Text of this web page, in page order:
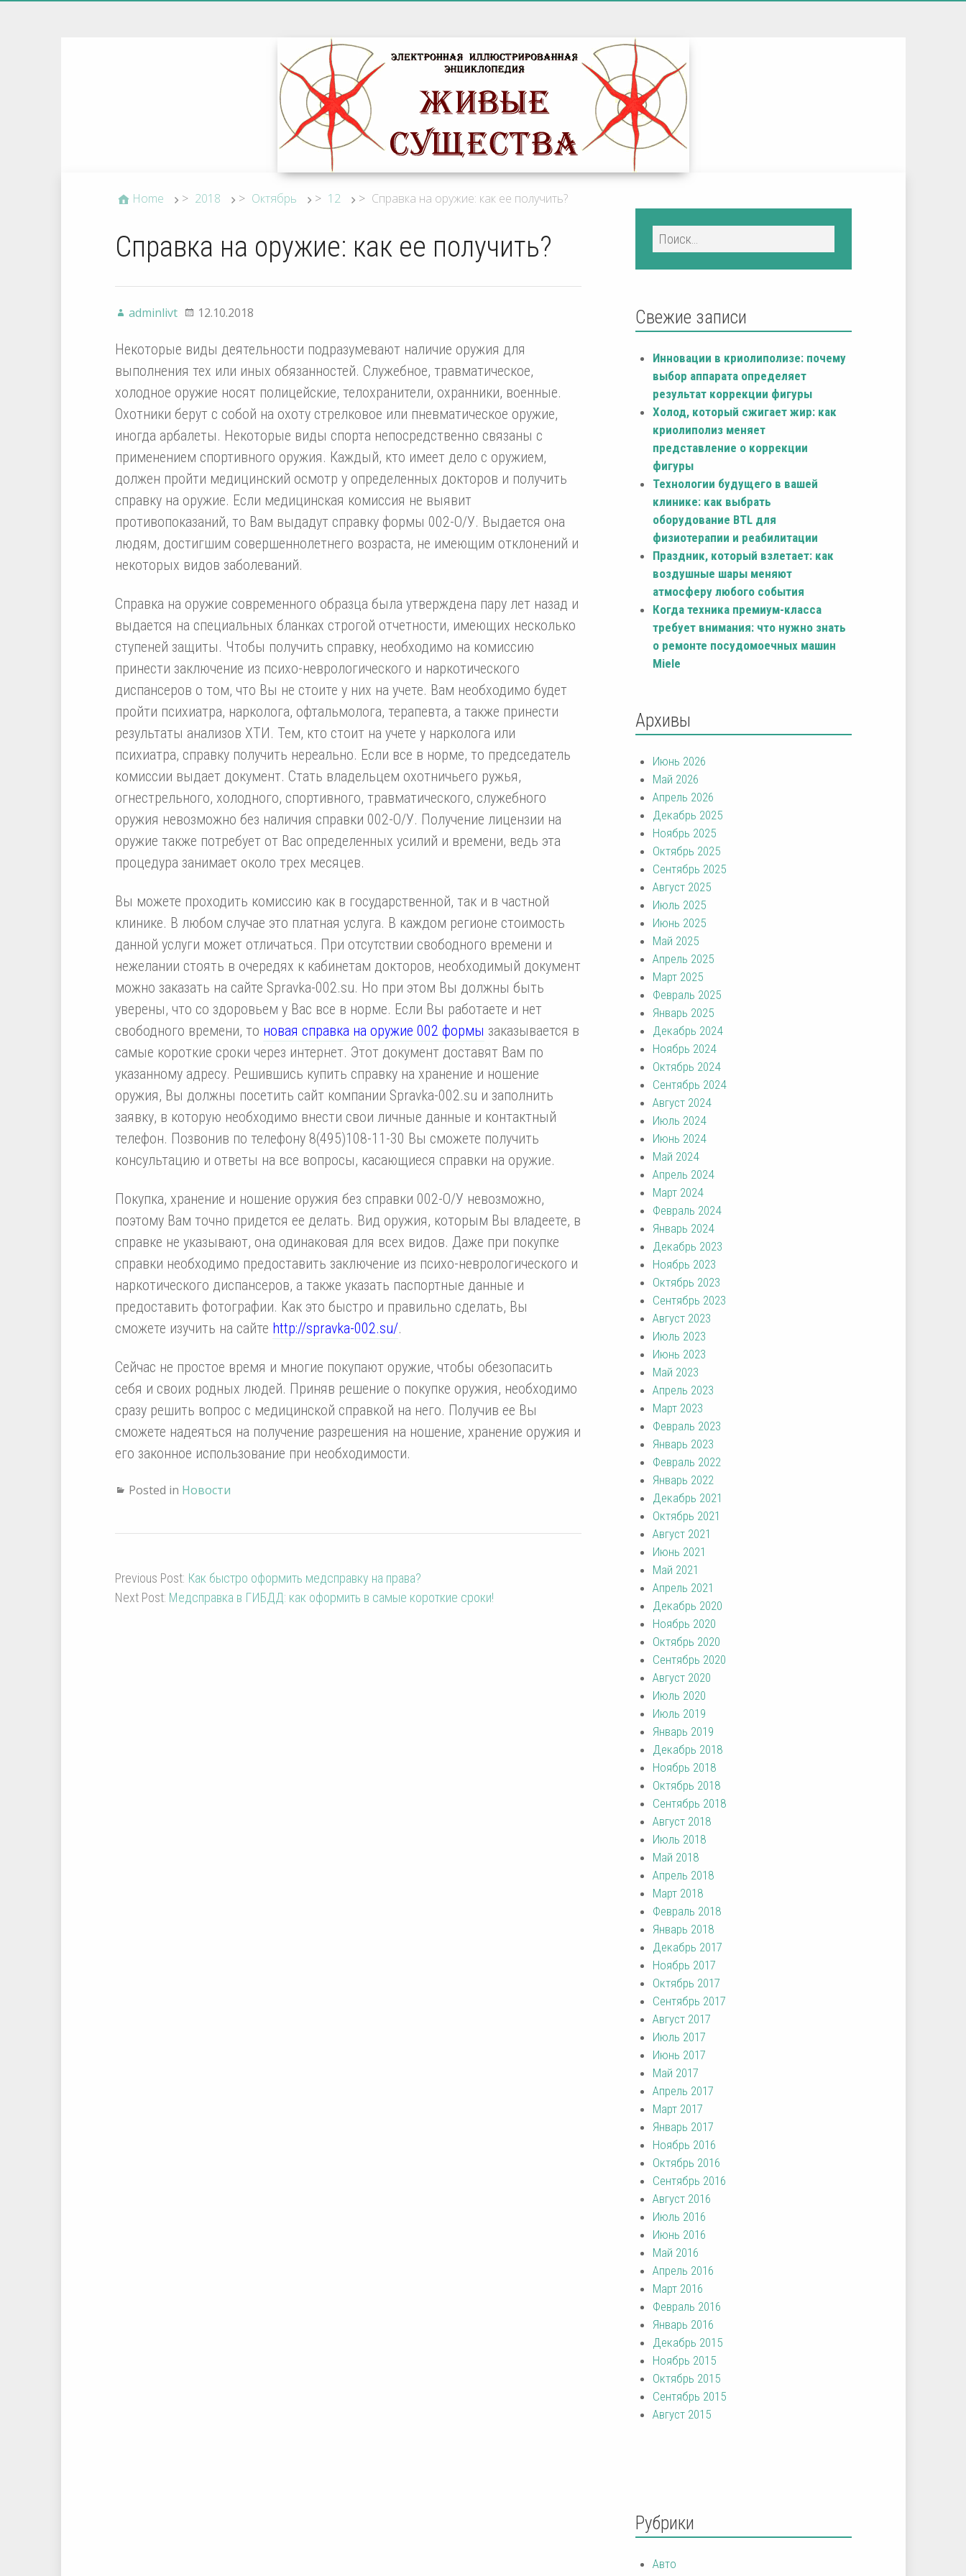
Home > 2018 > Октябрь > 12 > Справка на оружие: как ее получить?
Справка на оружие: как ее получить?
adminlivt 12.10.2018
Некоторые виды деятельности подразумевают наличие оружия для
выполнения тех или иных обязанностей. Служебное, травматическое,
холодное оружие носят полицейские, телохранители, охранники, военные.
Охотники берут с собой на охоту стрелковое или пневматическое оружие,
иногда арбалеты. Некоторые виды спорта непосредственно связаны с
применением спортивного оружия. Каждый, кто имеет дело с оружием,
должен пройти медицинский осмотр у определенных докторов и получить
справку на оружие. Если медицинская комиссия не выявит
противопоказаний, то Вам выдадут справку формы 002-О/У. Выдается она
людям, достигшим совершеннолетнего возраста, не имеющим отклонений и
некоторых видов заболеваний.
Справка на оружие современного образца была утверждена пару лет назад и
выдается на специальных бланках строгой отчетности, имеющих несколько
ступеней защиты. Чтобы получить справку, необходимо на комиссию
принести заключение из психо-неврологического и наркотического
диспансеров о том, что Вы не стоите у них на учете. Вам необходимо будет
пройти психиатра, нарколога, офтальмолога, терапевта, а также принести
результаты анализов ХТИ. Тем, кто стоит на учете у нарколога или
психиатра, справку получить нереально. Если все в норме, то председатель
комиссии выдает документ. Стать владельцем охотничьего ружья,
огнестрельного, холодного, спортивного, травматического, служебного
оружия невозможно без наличия справки 002-О/У. Получение лицензии на
оружие также потребует от Вас определенных усилий и времени, ведь эта
процедура занимает около трех месяцев.
Вы можете проходить комиссию как в государственной, так и в частной
клинике. В любом случае это платная услуга. В каждом регионе стоимость
данной услуги может отличаться. При отсутствии свободного времени и
нежелании стоять в очередях к кабинетам докторов, необходимый документ
можно заказать на сайте Spravka-002.su. Но при этом Вы должны быть
уверены, что со здоровьем у Вас все в норме. Если Вы работаете и нет
свободного времени, то новая справка на оружие 002 формы заказывается в
самые короткие сроки через интернет. Этот документ доставят Вам по
указанному адресу. Решившись купить справку на хранение и ношение
оружия, Вы должны посетить сайт компании Spravka-002.su и заполнить
заявку, в которую необходимо внести свои личные данные и контактный
телефон. Позвонив по телефону 8(495)108-11-30 Вы сможете получить
консультацию и ответы на все вопросы, касающиеся справки на оружие.
Покупка, хранение и ношение оружия без справки 002-О/У невозможно,
поэтому Вам точно придется ее делать. Вид оружия, которым Вы владеете, в
справке не указывают, она одинаковая для всех видов. Даже при покупке
справки необходимо предоставить заключение из психо-неврологического и
наркотического диспансеров, а также указать паспортные данные и
предоставить фотографии. Как это быстро и правильно сделать, Вы
сможете изучить на сайте http://spravka-002.su/.
Сейчас не простое время и многие покупают оружие, чтобы обезопасить
себя и своих родных людей. Приняв решение о покупке оружия, необходимо
сразу решить вопрос с медицинской справкой на него. Получив ее Вы
сможете надеяться на получение разрешения на ношение, хранение оружия и
его законное использование при необходимости.
Posted in Новости
Previous Post: Как быстро оформить медсправку на права?
Next Post: Медсправка в ГИБДД: как оформить в самые короткие сроки!
Свежие записи
Инновации в криолиполизе: почему
выбор аппарата определяет
результат коррекции фигуры
Холод, который сжигает жир: как
криолиполиз меняет
представление о коррекции
фигуры
Технологии будущего в вашей
клинике: как выбрать
оборудование BTL для
физиотерапии и реабилитации
Праздник, который взлетает: как
воздушные шары меняют
атмосферу любого события
Когда техника премиум-класса
требует внимания: что нужно знать
о ремонте посудомоечных машин
Miele
Архивы
Июнь 2026
Май 2026
Апрель 2026
Декабрь 2025
Ноябрь 2025
Октябрь 2025
Сентябрь 2025
Август 2025
Июль 2025
Июнь 2025
Май 2025
Апрель 2025
Март 2025
Февраль 2025
Январь 2025
Декабрь 2024
Ноябрь 2024
Октябрь 2024
Сентябрь 2024
Август 2024
Июль 2024
Июнь 2024
Май 2024
Апрель 2024
Март 2024
Февраль 2024
Январь 2024
Декабрь 2023
Ноябрь 2023
Октябрь 2023
Сентябрь 2023
Август 2023
Июль 2023
Июнь 2023
Май 2023
Апрель 2023
Март 2023
Февраль 2023
Январь 2023
Февраль 2022
Январь 2022
Декабрь 2021
Октябрь 2021
Август 2021
Июнь 2021
Май 2021
Апрель 2021
Декабрь 2020
Ноябрь 2020
Октябрь 2020
Сентябрь 2020
Август 2020
Июль 2020
Июль 2019
Январь 2019
Декабрь 2018
Ноябрь 2018
Октябрь 2018
Сентябрь 2018
Август 2018
Июль 2018
Май 2018
Апрель 2018
Март 2018
Февраль 2018
Январь 2018
Декабрь 2017
Ноябрь 2017
Октябрь 2017
Сентябрь 2017
Август 2017
Июль 2017
Июнь 2017
Май 2017
Апрель 2017
Март 2017
Январь 2017
Ноябрь 2016
Октябрь 2016
Сентябрь 2016
Август 2016
Июль 2016
Июнь 2016
Май 2016
Апрель 2016
Март 2016
Февраль 2016
Январь 2016
Декабрь 2015
Ноябрь 2015
Октябрь 2015
Сентябрь 2015
Август 2015
Рубрики
Авто